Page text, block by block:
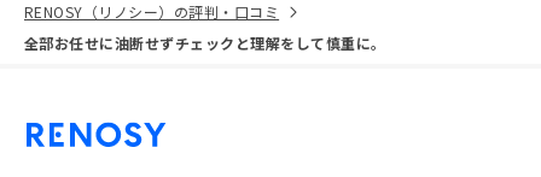
RENOSY（リノシー）の評判・口コミ
全部お任せに油断せずチェックと理解をして慎重に。